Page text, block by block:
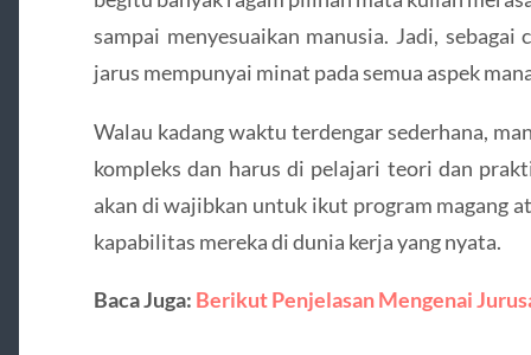
sampai menyesuaikan manusia. Jadi,
jarus mempunyai minat pada semua aspek
Walau kadang waktu terdengar sederhana,
kompleks dan harus di pelajari teori dan
akan di wajibkan untuk ikut program magang
kapabilitas mereka di dunia kerja yang nyata.
Baca Juga: Berikut Penjelasan Mengenai